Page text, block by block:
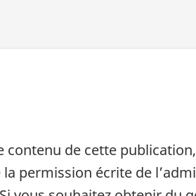
de cette
permission écrite de